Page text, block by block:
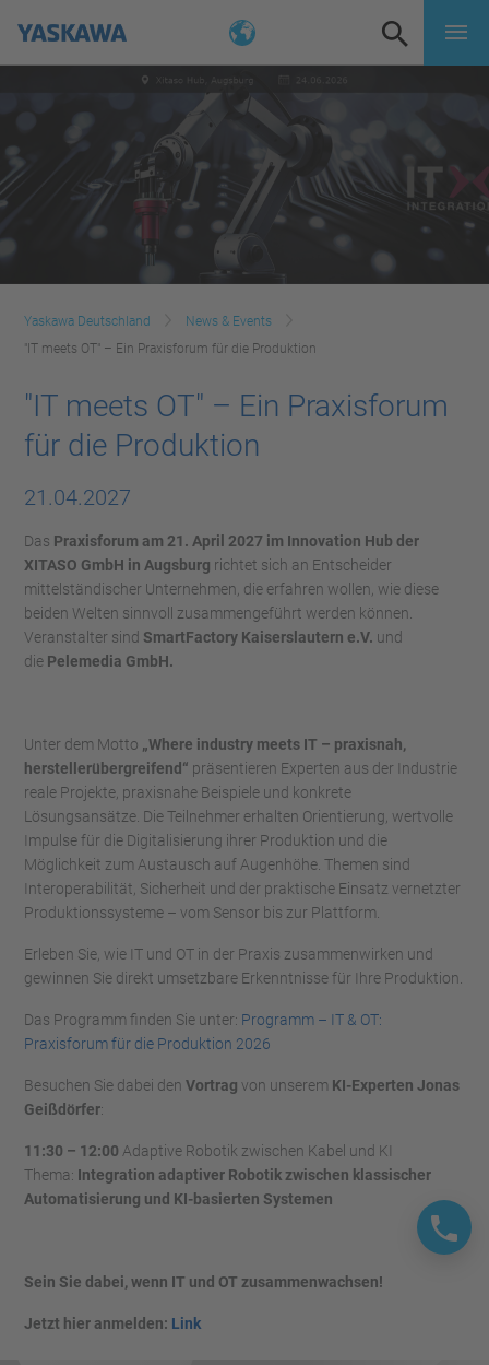
Yaskawa Deutschland
News & Events
"IT meets OT" – Ein Praxisforum für die Produktion
"IT meets OT" – Ein Praxisforum
für die Produktion
21.04.2027
Das Praxisforum am 21. April 2027 im Innovation Hub der
XITASO GmbH in Augsburg richtet sich an Entscheider
mittelständischer Unternehmen, die erfahren wollen, wie diese
beiden Welten sinnvoll zusammengeführt werden können.
Veranstalter sind SmartFactory Kaiserslautern e.V. und
die Pelemedia GmbH.
Unter dem Motto „Where industry meets IT – praxisnah,
herstellerübergreifend“ präsentieren Experten aus der Industrie
reale Projekte, praxisnahe Beispiele und konkrete
Lösungsansätze. Die Teilnehmer erhalten Orientierung, wertvolle
Impulse für die Digitalisierung ihrer Produktion und die
Möglichkeit zum Austausch auf Augenhöhe. Themen sind
Interoperabilität, Sicherheit und der praktische Einsatz vernetzter
Produktionssysteme – vom Sensor bis zur Plattform.
Erleben Sie, wie IT und OT in der Praxis zusammenwirken und
gewinnen Sie direkt umsetzbare Erkenntnisse für Ihre Produktion.
Das Programm finden Sie unter: Programm – IT & OT:
Praxisforum für die Produktion 2026
Besuchen Sie dabei den Vortrag von unserem KI-Experten Jonas
Geißdörfer:
11:30 – 12:00 Adaptive Robotik zwischen Kabel und KI
Thema: Integration adaptiver Robotik zwischen klassischer
Automatisierung und KI-basierten Systemen
Sein Sie dabei, wenn IT und OT zusammenwachsen!
Jetzt hier anmelden: Link